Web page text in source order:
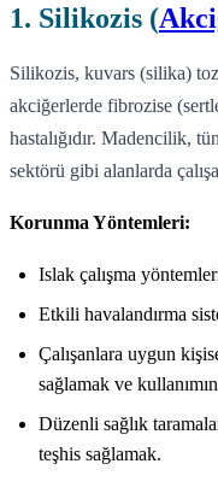
1. Silikozis (
Silikozis, kuvars (silika)
akciğerlerde fibrozise
hastalığıdır. Madencilik,
sektörü gibi alanlarda
Korunma Yöntemleri:
Islak çalışma
Etkili havalandırma
Çalışanlara uygun
sağlamak ve
Düzenli sağlık
teşhis sağlamak.